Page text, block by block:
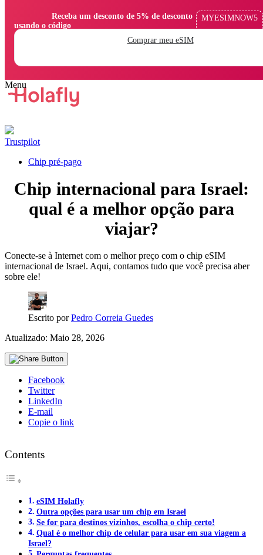
usando o código
MYESIMNOW5
Comprar meu eSIM
Trustpilot
Chip pré-pago
Chip internacional para Israel:
qual é a melhor opção para
viajar?
Conecte-se à Internet com o melhor preço com o chip eSIM
internacional de Israel. Aqui, contamos tudo que você precisa aber
sobre ele!
Escrito porPedro Correia Guedes
Atualizado: Maio 28, 2026
Facebook
Twitter
LinkedIn
E-mail
Copie o link
Contents
eSIM Holafly
Outra opções para usar um chip em Israel
Se for para destinos vizinhos, escolha o chip certo!
Qual é o melhor chip de celular para usar em sua viagem a
Israel?